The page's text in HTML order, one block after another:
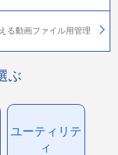
る動画ファイル用管理
ぶ
ユーティリテ
ィ